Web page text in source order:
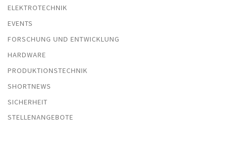
ELEKTROTECHNIK
EVENTS
FORSCHUNG UND ENTWICKLUNG
HARDWARE
PRODUKTIONSTECHNIK
SHORTNEWS
SICHERHEIT
STELLENANGEBOTE